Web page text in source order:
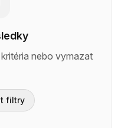
nebo vymazat
filtry